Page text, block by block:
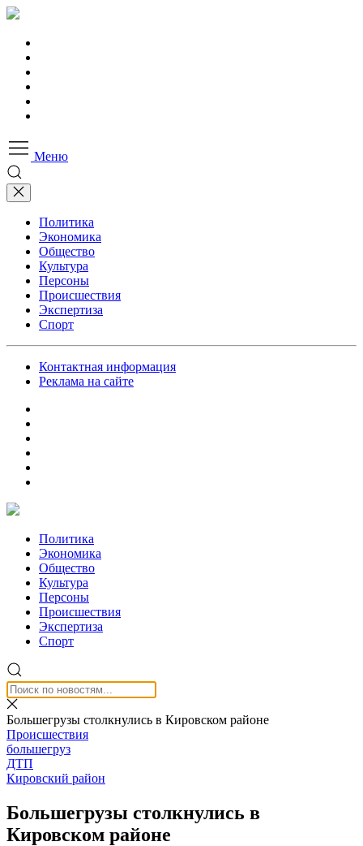
Меню
Политика
Экономика
Общество
Культура
Персоны
Происшествия
Экспертиза
Спорт
Контактная информация
Реклама на сайте
Политика
Экономика
Общество
Культура
Персоны
Происшествия
Экспертиза
Спорт
Большегрузы столкнулись в Кировском районе
Происшествия
большегруз
ДТП
Кировский район
Большегрузы столкнулись в
Кировском районе